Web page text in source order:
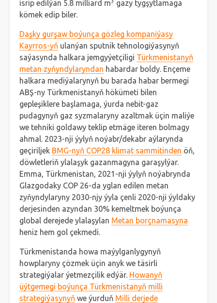
isrip edilýän 5.8 milliard m
gazy tygşytlamaga
kömek edip biler.
Daşky gurşaw boýunça gözleg kompaniýasy
Kayrros-yň ulanýan sputnik tehnologiýasynyň
saýasynda halkara jemgyýetçiligi Türkmenistanyň
metan zyňyndylaryndan habardar boldy. Ençeme
halkara mediýalarynyň bu barada habar bermegi
ABŞ-ny Türkmenistanyň hökümeti bilen
gepleşiklere başlamaga, ýurda nebit-gaz
pudagynyň gaz syzmalaryny azaltmak üçin maliýe
we tehniki goldawy teklip etmäge iteren bolmagy
ahmal. 2023-nji ýylyň noýabr/dekabr aýlarynda
geçiriljek BMG-nyň COP28 klimat sammitinden öň,
döwletleriň ylalaşyk gazanmagyna garaşylýar.
Emma, Türkmenistan, 2021-nji ýylyň noýabrynda
Glazgodaky COP 26-da yglan edilen metan
zyňyndylaryny 2030-njy ýyla çenli 2020-nji ýyldaky
derjesinden azyndan 30% kemeltmek boýunça
global derejede ylalaşylan Metan borçnamasyna
heniz hem gol çekmedi.
Türkmenistanda howa maýylganlygynyň
howplaryny çözmek üçin anyk we täsirli
strategiýalar ýetmezçilik edýär. Howanyň
üýtgemegi boýunça Türkmenistanyň milli
strategiýasynyň we ýurduň Milli derjede